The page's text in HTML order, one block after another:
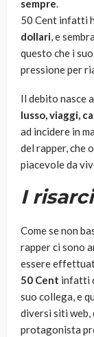
sempre.
50 Cent infatti
dollari, e
questo che i
pressione per
Il debito nasce
lusso, viaggi,
ad incidere in
del rapper, che
piacevole da
I
Come se non
rapper ci sono
essere
50 Cent infatti
suo collega, e
diversi siti web,
protagonista